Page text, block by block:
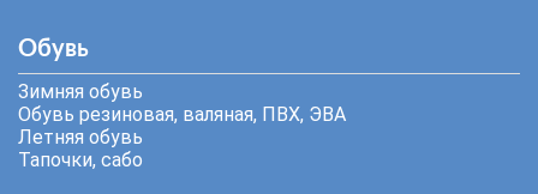
Обувь
Зимняя обувь
Обувь резиновая, валяная, ПВХ, ЭВА
Летняя обувь
Тапочки, сабо